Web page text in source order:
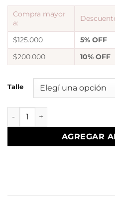
Compra mayor
a:
$125.000
5% OFF
$200.000
10% OFF
Talle
a Anillo AF formas liso 11
AGREGAR